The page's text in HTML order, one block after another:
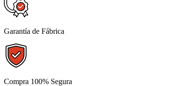
Garantía de Fábrica
Compra 100% Segura